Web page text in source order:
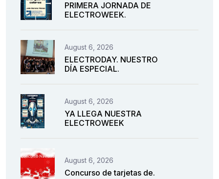
PRIMERA JORNADA DE
ELECTROWEEK.
August 6, 2026
ELECTRODAY. NUESTRO
DÍA ESPECIAL.
August 6, 2026
YA LLEGA NUESTRA
ELECTROWEEK
August 6, 2026
Concurso de tarjetas de.